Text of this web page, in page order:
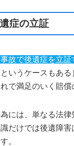
症の立証
故で後遺症を立証
いうケースもあ
で満足のいく賠償
には、単なる法
だけでは後遺障
。